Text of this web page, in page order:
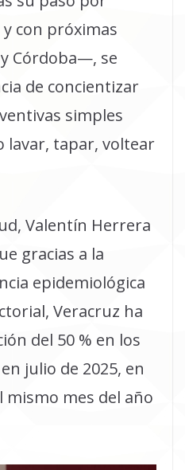
y con próximas
y Córdoba—, se
de concientizar
simples
lavar, tapar, voltear
Valentín Herrera
gracias a la
epidemiológica
Veracruz ha
del 50 % en los
julio de 2025, en
mismo mes del año